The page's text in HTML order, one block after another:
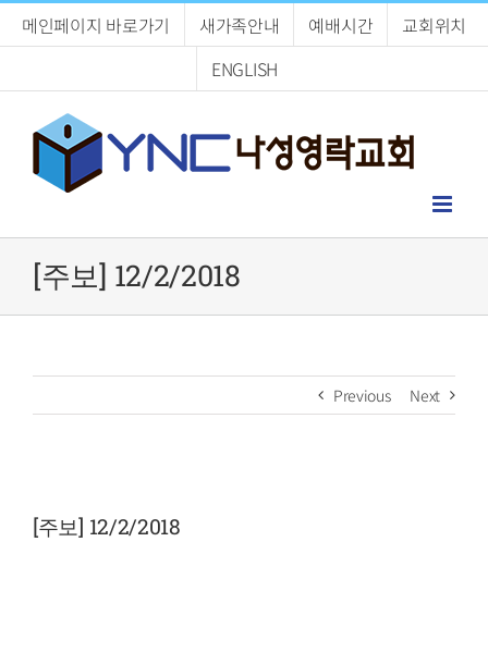
메인페이지 바로가기 새가족안내 예배시간
교회위치
ENGLISH
[주보] 12/2/2018
Previous Next
Larger
Image
[주보] 12/2/2018